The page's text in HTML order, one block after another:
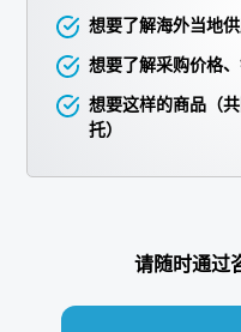
想要了解海外当地
想要了解采购价格
想要这样的商品（
托）
请随时通过